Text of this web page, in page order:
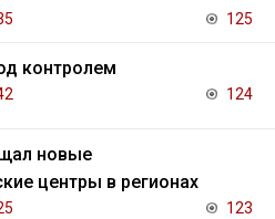
125
контролем
124
новые
центры в регионах
123